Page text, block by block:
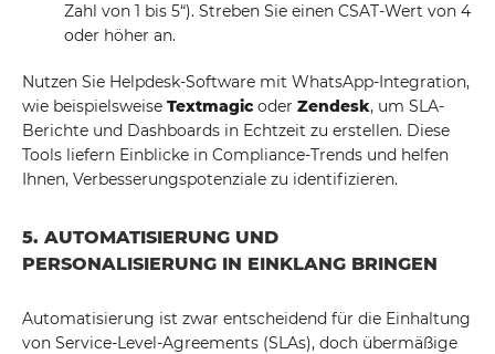
Zahl von 1 bis 5“). Streben Sie einen CSAT-Wert von 4
oder höher an.
Nutzen Sie Helpdesk-Software mit WhatsApp-Integration,
wie beispielsweise Textmagic oder Zendesk, um SLA-
Berichte und Dashboards in Echtzeit zu erstellen. Diese
Tools liefern Einblicke in Compliance-Trends und helfen
Ihnen, Verbesserungspotenziale zu identifizieren.
5. AUTOMATISIERUNG UND
PERSONALISIERUNG IN EINKLANG BRINGEN
Automatisierung ist zwar entscheidend für die Einhaltung
von Service-Level-Agreements (SLAs), doch übermäßige